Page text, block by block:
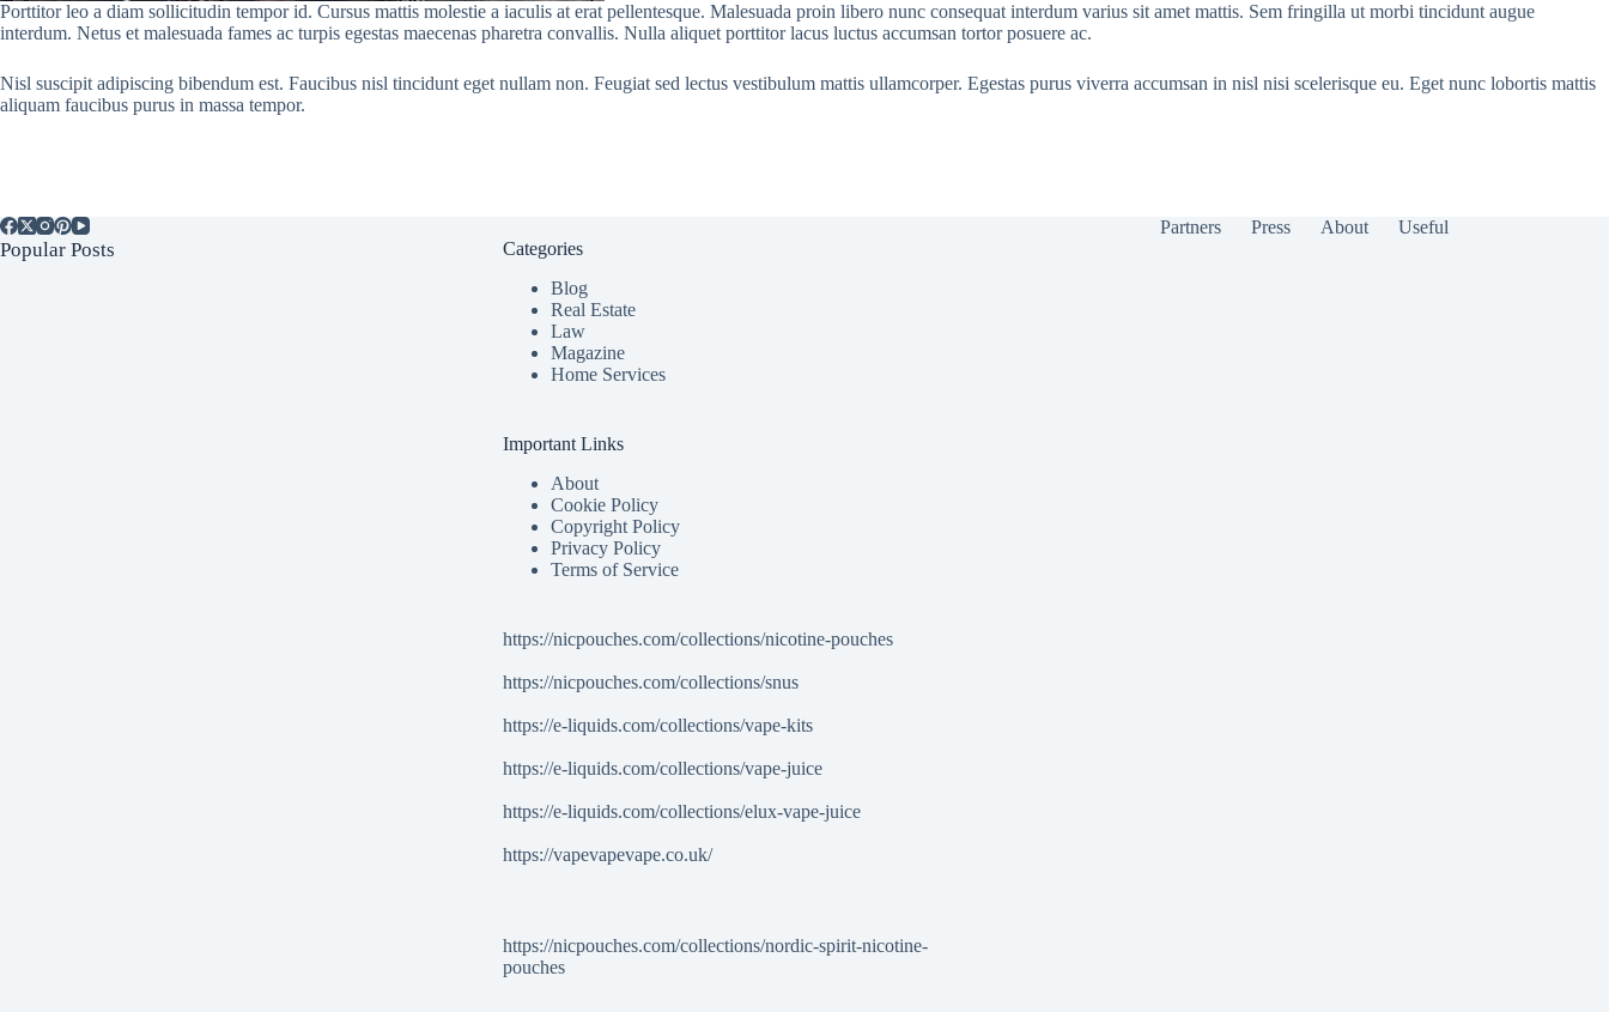
Porttitor leo a diam sollicitudin tempor id. Cursus mattis molestie a iaculis at erat pellentesque. Malesuada proin libero nunc consequat interdum varius sit amet mattis. Sem fringilla ut morbi tincidunt augue
interdum. Netus et malesuada fames ac turpis egestas maecenas pharetra convallis. Nulla aliquet porttitor lacus luctus accumsan tortor posuere ac.
Nisl suscipit adipiscing bibendum est. Faucibus nisl tincidunt eget nullam non. Feugiat sed lectus vestibulum mattis ullamcorper. Egestas purus viverra accumsan in nisl nisi scelerisque eu. Eget nunc lobortis mattis
aliquam faucibus purus in massa tempor.
Partners Press About Useful
Popular Posts
Categories
Blog
Real Estate
Law
Magazine
Home Services
Important Links
About
Cookie Policy
Copyright Policy
Privacy Policy
Terms of Service
https://nicpouches.com/collections/nicotine-pouches
https://nicpouches.com/collections/snus
https://e-liquids.com/collections/vape-kits
https://e-liquids.com/collections/vape-juice
https://e-liquids.com/collections/elux-vape-juice
https://vapevapevape.co.uk/
https://nicpouches.com/collections/nordic-spirit-nicotine-
pouches